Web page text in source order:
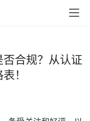
合规？从认证
！